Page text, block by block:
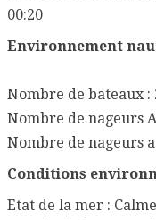
00:20
Environnement
Nombre de bateaux :
Nombre de nageurs
Nombre de nageurs
Conditions
Etat de la mer : Calme